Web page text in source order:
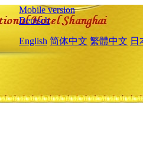
Mobile version
Deutsch
English 简体中文 繁體中文 日